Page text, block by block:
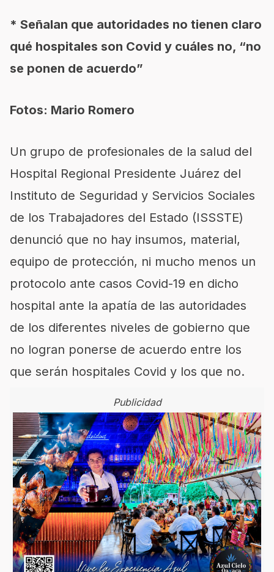
* Señalan que autoridades no tienen claro
qué hospitales son Covid y cuáles no, “no
se ponen de acuerdo”
Fotos: Mario Romero
Un grupo de profesionales de la salud del
Hospital Regional Presidente Juárez del
Instituto de Seguridad y Servicios Sociales
de los Trabajadores del Estado (ISSSTE)
denunció que no hay insumos, material,
equipo de protección, ni mucho menos un
protocolo ante casos Covid-19 en dicho
hospital ante la apatía de las autoridades
de los diferentes niveles de gobierno que
no logran ponerse de acuerdo entre los
que serán hospitales Covid y los que no.
Publicidad